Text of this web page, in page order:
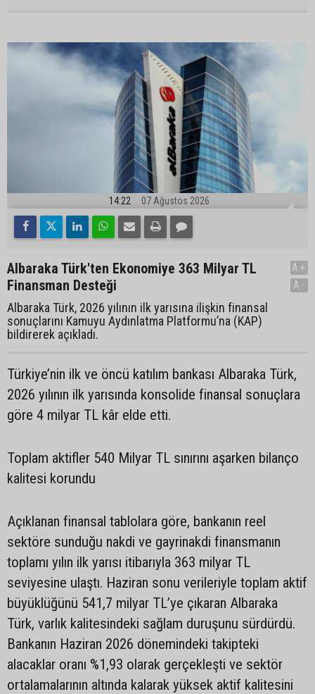
14:22 07 Ağustos 2026
Albaraka Türk'ten Ekonomiye 363 Milyar TL
Finansman Desteği
Albaraka Türk, 2026 yılının ilk yarısına ilişkin finansal
sonuçlarını Kamuyu Aydınlatma Platformu’na (KAP)
bildirerek açıkladı.
A+
A-
Türkiye’nin ilk ve öncü katılım bankası Albaraka Türk,
2026 yılının ilk yarısında konsolide finansal sonuçlara
göre 4 milyar TL kâr elde etti.
Toplam aktifler 540 Milyar TL sınırını aşarken bilanço
kalitesi korundu
Açıklanan finansal tablolara göre, bankanın reel
sektöre sunduğu nakdi ve gayrinakdi finansmanın
toplamı yılın ilk yarısı itibarıyla 363 milyar TL
seviyesine ulaştı. Haziran sonu verileriyle toplam aktif
büyüklüğünü 541,7 milyar TL’ye çıkaran Albaraka
Türk, varlık kalitesindeki sağlam duruşunu sürdürdü.
Bankanın Haziran 2026 dönemindeki takipteki
alacaklar oranı %1,93 olarak gerçekleşti ve sektör
ortalamalarının altında kalarak yüksek aktif kalitesini